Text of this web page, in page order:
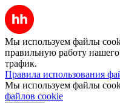
Мы используем файлы
правильную работу нашего
трафик.
Правила использования
Мы используем файлы
файлов cookie